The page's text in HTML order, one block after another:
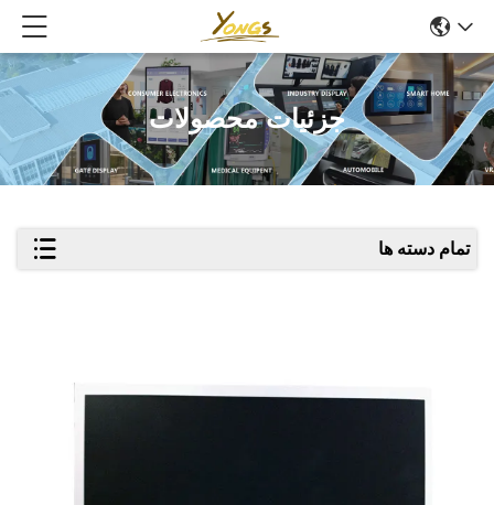
جزئیات محصولات
تمام دسته ها